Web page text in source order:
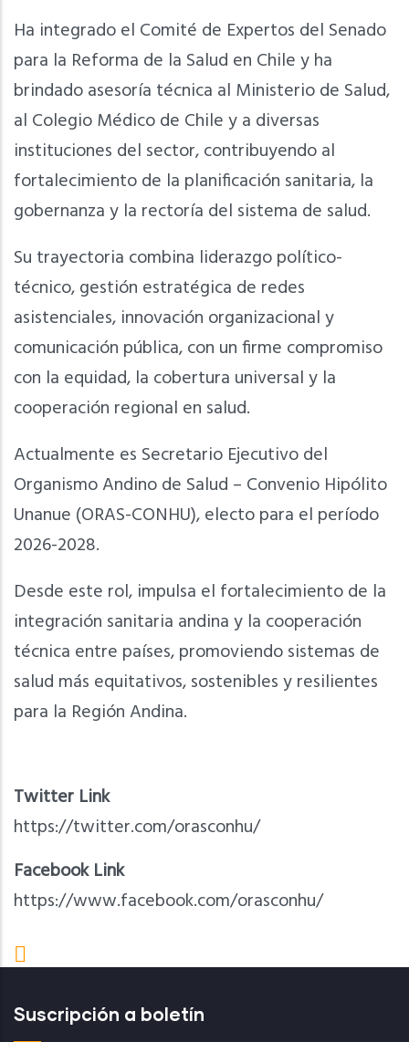
Ha integrado el Comité de Expertos del Senado
para la Reforma de la Salud en Chile y ha
brindado asesoría técnica al Ministerio de Salud,
al Colegio Médico de Chile y a diversas
instituciones del sector, contribuyendo al
fortalecimiento de la planificación sanitaria, la
gobernanza y la rectoría del sistema de salud.
Su trayectoria combina liderazgo político-
técnico, gestión estratégica de redes
asistenciales, innovación organizacional y
comunicación pública, con un firme compromiso
con la equidad, la cobertura universal y la
cooperación regional en salud.
Actualmente es Secretario Ejecutivo del
Organismo Andino de Salud – Convenio Hipólito
Unanue (ORAS-CONHU), electo para el período
2026-2028.
Desde este rol, impulsa el fortalecimiento de la
integración sanitaria andina y la cooperación
técnica entre países, promoviendo sistemas de
salud más equitativos, sostenibles y resilientes
para la Región Andina.
Twitter Link
https://twitter.com/orasconhu/
Facebook Link
https://www.facebook.com/orasconhu/
Suscripción a boletín